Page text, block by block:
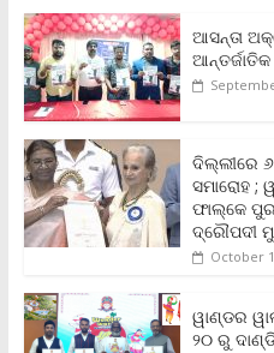
e
b
o
o
k
t
t
e
r
i
l
t
s
A
p
p
L
i
n
k
t
F
r
i
d
l
y
e
ଆସନ୍ତା
ଦିଲ୍ଲୀରେ
ସମାରୋହ ;
ଫାଲ୍‌କେ
ଦ୍ରୌପଦୀ
October
ୱାଣ୍ଡର
୨୦ ରୁ